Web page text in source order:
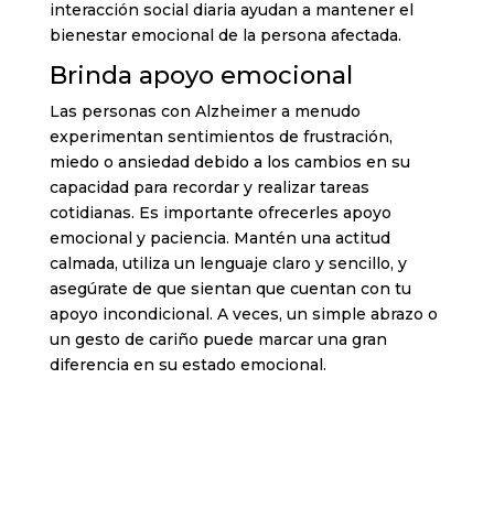
interacción social diaria ayudan a mantener el
bienestar emocional de la persona afectada.
Brinda apoyo emocional
Las personas con Alzheimer a menudo
experimentan sentimientos de frustración,
miedo o ansiedad debido a los cambios en su
capacidad para recordar y realizar tareas
cotidianas. Es importante ofrecerles apoyo
emocional y paciencia. Mantén una actitud
calmada, utiliza un lenguaje claro y sencillo, y
asegúrate de que sientan que cuentan con tu
apoyo incondicional. A veces, un simple abrazo o
un gesto de cariño puede marcar una gran
diferencia en su estado emocional.